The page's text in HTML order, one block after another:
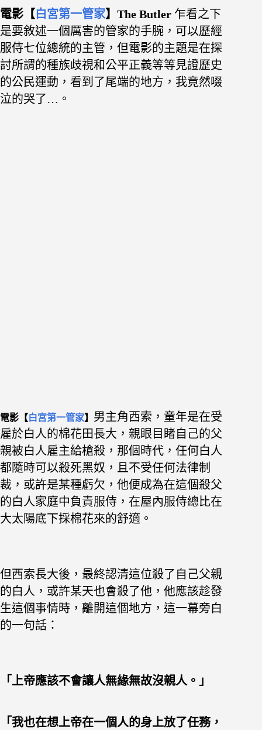
電影【白宮第一管家】The Butler 乍看之下
是要敘述一個厲害的管家的手腕， 可以歷經
服侍七位總統的主管，但電影的主題是在探
討所謂的種族歧視和公平正義等等見證歷史
的公民運動， 看到了尾端的地方， 我竟然啜
泣的哭了…。
電影【白宮第一管家】 男主角西索，童年是在受
雇於白人的棉花田長大， 親眼目睹自己的父
親被白人雇主給槍殺， 那個時代， 任何白人
都隨時可以殺死黑奴，且不受任何法律制
裁， 或許是某種虧欠，他便成為在這個殺父
的白人家庭中負責服侍， 在屋內服侍總比在
大太陽底下採棉花來的舒適。
但西索長大後，最終認清這位殺了自己父親
的白人， 或許某天也會殺了他， 他應該趁發
生這個事情時，離開這個地方， 這一幕旁白
的一句話：
「 上帝應該不會讓人無緣無故沒親人。」
「我也在想上帝在一個人的身上放了任務，